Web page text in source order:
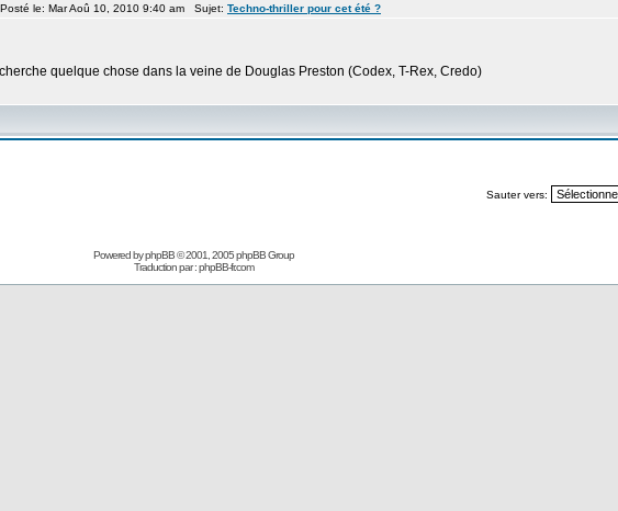
le: Mar Aoû 10, 2010 9:40 am Sujet: Techno-thriller pour cet été ?
quelque chose dans la veine de Douglas Preston (Codex, T-Rex, Credo)
Sauter vers:
Powered byphpBB© 2001, 2005 phpBB Group
Traduction par :phpBB-fr.com